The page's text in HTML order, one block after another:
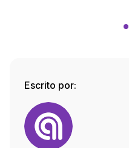
Escrito por: